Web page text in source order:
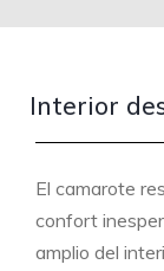
Interior
El camarote
confort
amplio del